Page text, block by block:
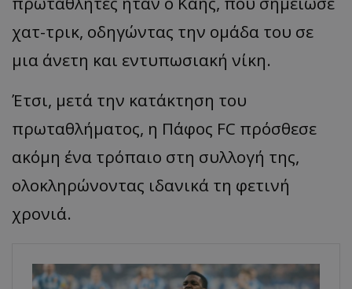
χατ-τρικ, οδηγώντας την ομάδα του σε
μια άνετη και εντυπωσιακή νίκη.
Έτσι, μετά την κατάκτηση του
πρωταθλήματος, η Πάφος FC πρόσθεσε
ακόμη ένα τρόπαιο στη συλλογή της,
ολοκληρώνοντας ιδανικά τη φετινή
χρονιά.